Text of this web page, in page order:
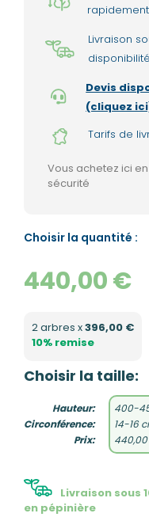
rapidement
Livraison
Devis
(cliquez
Tarifs de
Vous achetez ici en
sécurité
Choisir la quantité :
440,00 €
2 arbres x396,00 €
10% remise
Choisir la taille:
Hauteur:
Circonférence:
Prix:
400-
14-16
440,00
Livraison sous
en pépinière